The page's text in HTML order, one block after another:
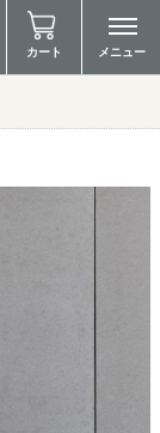
カート メニュー